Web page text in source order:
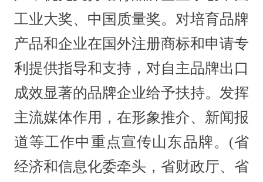
工业大奖、中国质量奖。对培育品牌
产品和企业在国外注册商标和申请专
利提供指导和支持，对自主品牌出口
成效显著的品牌企业给予扶持。发挥
主流媒体作用，在形象推介、新闻报
道等工作中重点宣传山东品牌。(省
经济和信息化委牵头，省财政厅、省